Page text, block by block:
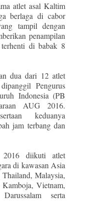
atlet asal Kaltim
berlaga di cabor
tampil dengan
penampilan
di babak 8
dua dari 12 atlet
Pengurus
Indonesia (PB
AUG 2016.
keduanya
jam terbang dan
diikuti atlet
di kawasan Asia
Malaysia,
Vietnam,
serta